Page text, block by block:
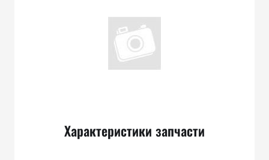
Характеристики запчасти